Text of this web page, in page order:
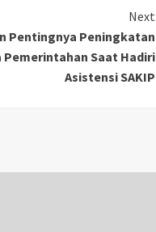
Next
Pentingnya Peningkatan
Saat Hadiri
Asistensi SAKIP